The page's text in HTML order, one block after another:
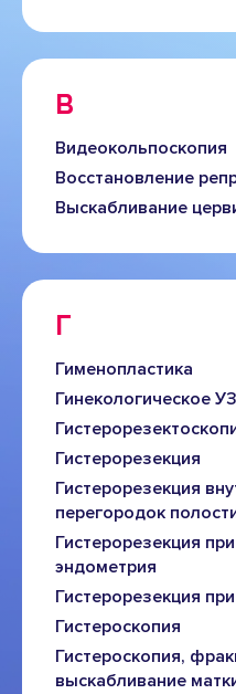
В
Видеокольпоскопия
Восстановление
Выскабливание
Г
Гименопластика
Гинекологическое
Гистерорезекция
Гистерорезекция
перегородок
Гистерорезекция
эндометрия
Гистерорезекция
Гистероскопия
Гистероскопия,
выскабливание